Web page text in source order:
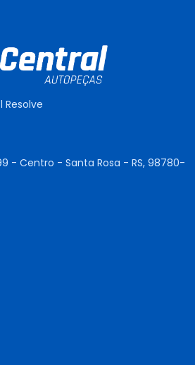
Resolve
- Centro - Santa Rosa - RS, 98780-